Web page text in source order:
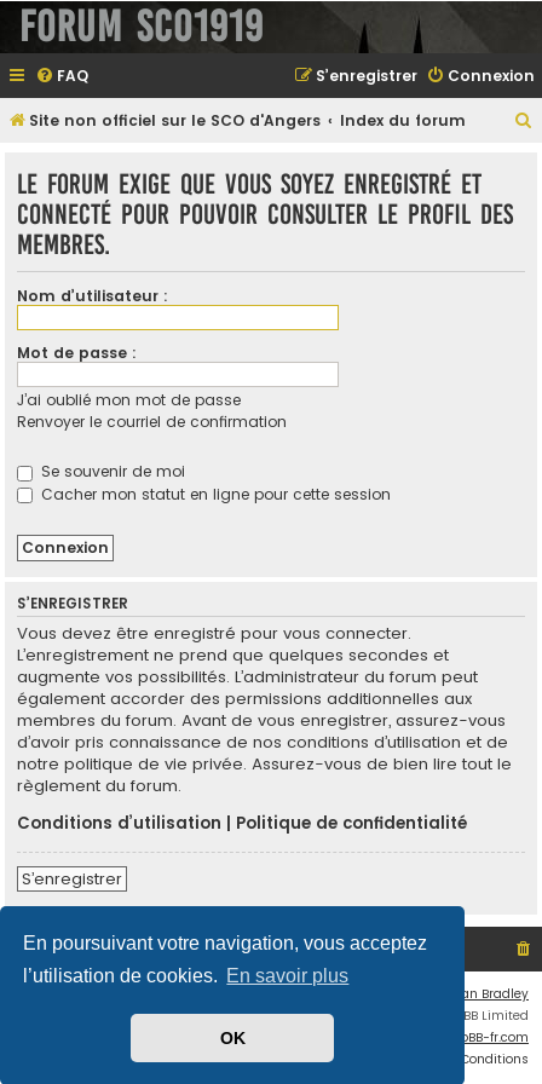
En poursuivant votre navigation, vous acceptez
l’utilisation de cookies. En savoir plus
OK
Forum SCO1919
FAQ Connexion
S’enregistrer
Site non officiel sur le SCO d'Angers Index du forum
Le forum exige que vous soyez enregistré et
connecté pour pouvoir consulter le profil des
membres.
Nom d’utilisateur :
Mot de passe :
J’ai oublié mon mot de passe
Renvoyer le courriel de confirmation
Se souvenir de moi
Cacher mon statut en ligne pour cette session
S’ENREGISTRER
Vous devez être enregistré pour vous connecter.
L’enregistrement ne prend que quelques secondes et
augmente vos possibilités. L’administrateur du forum peut
également accorder des permissions additionnelles aux
membres du forum. Avant de vous enregistrer, assurez-vous
d’avoir pris connaissance de nos conditions d’utilisation et de
notre politique de vie privée. Assurez-vous de bien lire tout le
règlement du forum.
Conditions d’utilisation
Politique de confidentialité
S’enregistrer
Site non officiel sur le SCO d'Angers Index du forum
Ian Bradley
Développé parphpBB® Forum Software © phpBB Limited
phpBB-fr.com
Conditions